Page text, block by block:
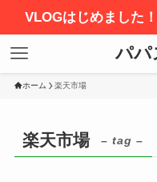
VLOGはじめました
パパ
ホーム 楽天市場
楽天市場 – tag –